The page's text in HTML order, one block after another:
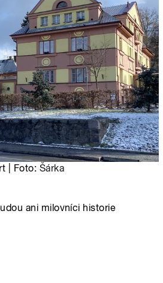
| Foto: Šárka
ani milovníci historie